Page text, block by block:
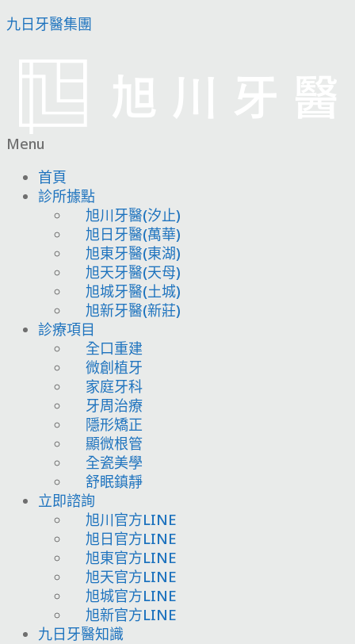
九日牙醫集團
Menu
首頁
診所據點
旭川牙醫(汐止)
旭日牙醫(萬華)
旭東牙醫(東湖)
旭天牙醫(天母)
旭城牙醫(土城)
旭新牙醫(新莊)
診療項目
全口重建
微創植牙
家庭牙科
牙周治療
隱形矯正
顯微根管
全瓷美學
舒眠鎮靜
立即諮詢
旭川官方LINE
旭日官方LINE
旭東官方LINE
旭天官方LINE
旭城官方LINE
旭新官方LINE
九日牙醫知識